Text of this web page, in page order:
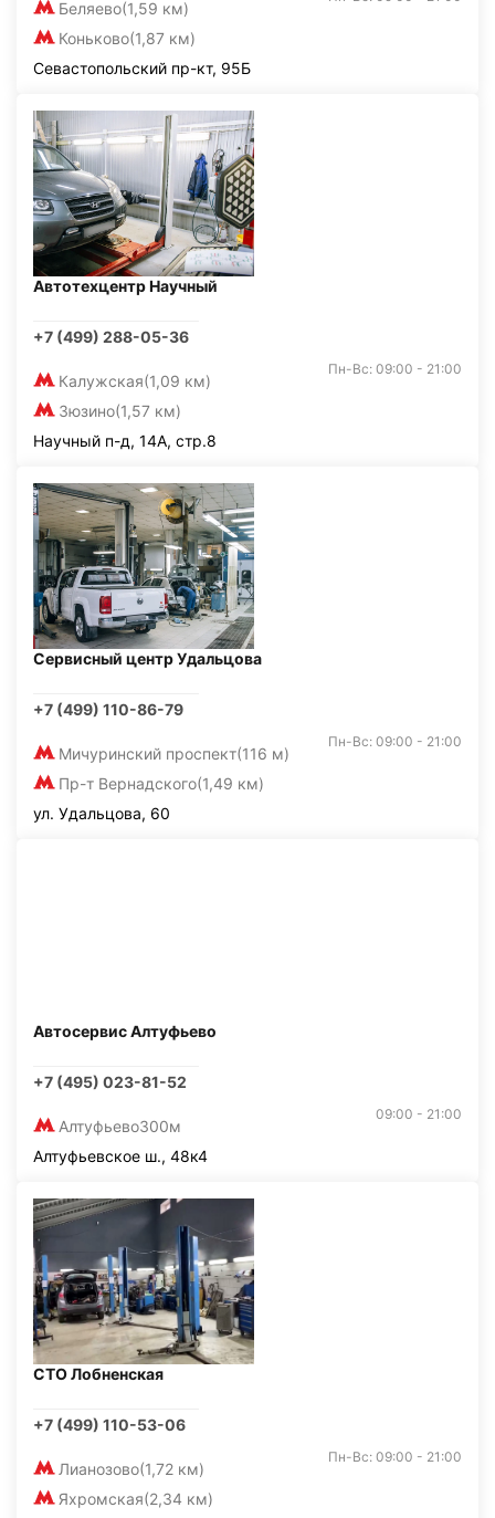
Беляево(1,59 км)
Коньково(1,87 км)
Севастопольский пр-кт, 95Б
Автотехцентр Научный
+7 (499) 288-05-36
Калужская(1,09 км)
Зюзино(1,57 км)
Пн-Вс: 09:00 - 21:00
Научный п-д, 14А, стр.8
Сервисный центр Удальцова
+7 (499) 110-86-79
Мичуринский проспект(116 м)
Пр-т Вернадского(1,49 км)
Пн-Вс: 09:00 - 21:00
ул. Удальцова, 60
Автосервис Алтуфьево
+7 (495) 023-81-52
Алтуфьево300м
09:00 - 21:00
Алтуфьевское ш., 48к4
СТО Лобненская
+7 (499) 110-53-06
Лианозово(1,72 км)
Яхромская(2,34 км)
Пн-Вс: 09:00 - 21:00